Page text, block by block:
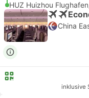
HUZ Huizhou
China
inklusive